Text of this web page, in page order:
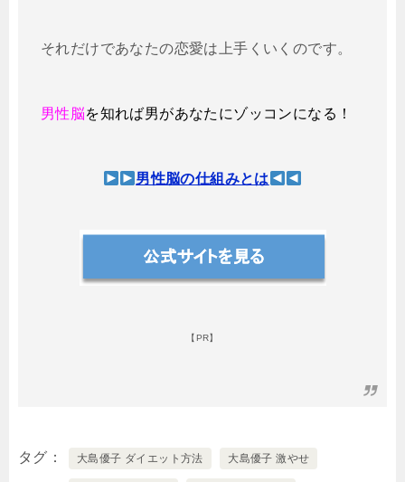
それだけであなたの恋愛は上手くいくのです。
男性脳を知れば男があなたにゾッコンになる！
男性脳の仕組みとは
【PR】
タグ 大島優子 ダイエット方法 大島優子 激やせ